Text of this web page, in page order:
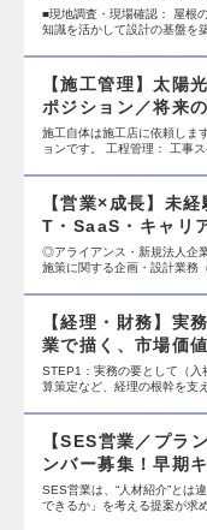
■現地調査・現場確認： 屋根
知識を活かして設計の基盤を
【施工管理】太陽
ポジション／将来
施工自体は施工店に依頼しま
ョンです。 工程管理： 工事
【営業×成長】未
T・SaaS・キャリ
◎アライアンス・新規法人企
施策に関する企画・設計業務
【経理・財務】実
業で描く、市場価
STEP1：実務の要として（
算策定など、経理の根幹を支
【SES営業／プラ
ンバー募集！早期
SES営業は、“人材紹介”とは
できるか」を考える提案が求